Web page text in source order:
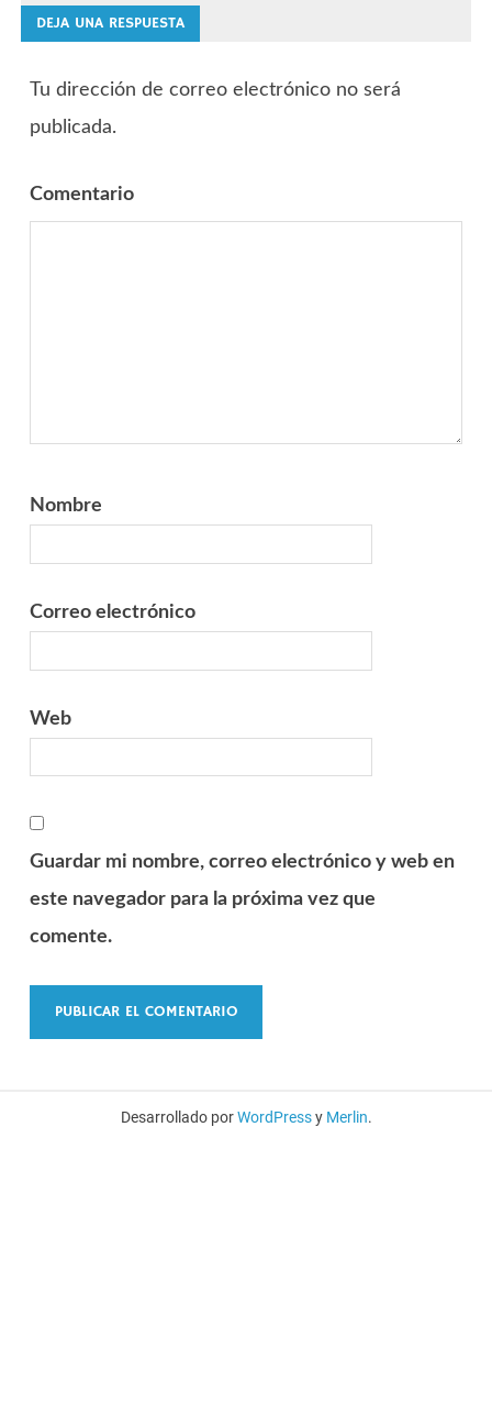
entradas
DEJA UNA RESPUESTA
Tu dirección de correo electrónico no será
publicada.
Comentario
Nombre
Correo electrónico
Web
Guardar mi nombre, correo electrónico y web en
este navegador para la próxima vez que
comente.
Desarrollado porWordPressy Merlin.